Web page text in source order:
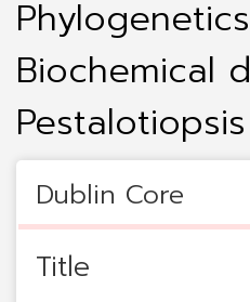
Biochemical
Dublin Core
Title